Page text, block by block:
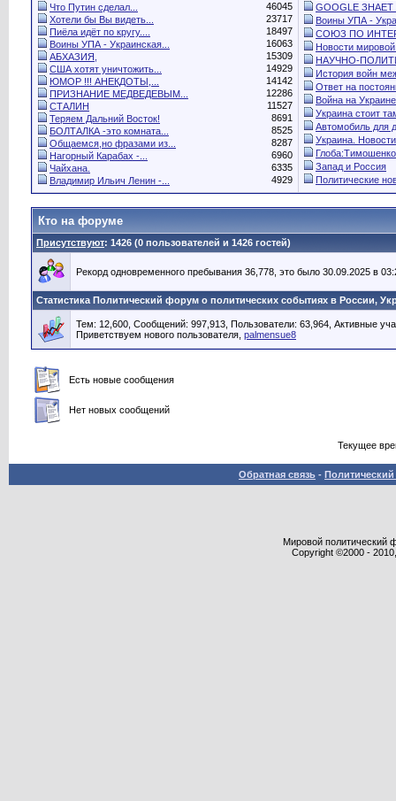
GOOGLE
Воины УПА -
СОЮЗ ПО
Новости
НАУЧНО-
История войн
Ответ на
Война на
Украина стоит
Автомобиль для
Украина.
Запад и Россия
Политические
Что Путин сделал...
46045
Хотели бы Вы видеть...
23717
Пиёла идёт по кругу....
18497
Воины УПА - Украинская...
16063
АБХАЗИЯ,
15309
США хотят уничтожить...
14929
ЮМОР !!! АНЕКДОТЫ,...
14142
ПРИЗНАНИЕ МЕДВЕДЕВЫМ...
12286
СТАЛИН
11527
Теряем Дальний Восток!
8691
БОЛТАЛКА -это комната...
8525
Общаемся,но фразами из...
8287
Нагорный Карабах -...
6960
Чайхана.
6335
Владимир Ильич Ленин -...
4929
Кто на форуме
Присутствуют: 1426 (0 пользователей и 1426 гостей)
Рекорд одновременного пребывания 36,778, это было 30.09.2025 в
Статистика Политический форум о политических событиях в России,
Тем: 12,600, Сообщений: 997,913, Пользователи: 63,964, Активные
Приветствуем нового пользователя, palmensue8
Есть новые сообщения
Нет новых сообщений
Текущее
Обратная связь -
Мировой политический
Copyright ©2000 -